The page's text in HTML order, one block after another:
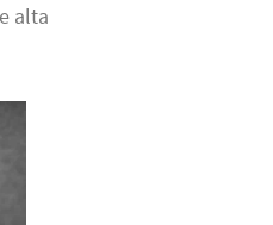
alta